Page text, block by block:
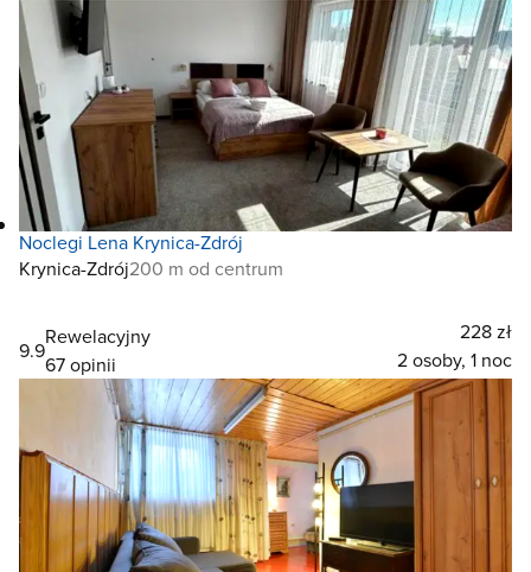
Noclegi Lena Krynica-Zdrój
Krynica-Zdrój200 m od centrum
9.9
Rewelacyjny
67 opinii
228 zł
2 osoby, 1 noc